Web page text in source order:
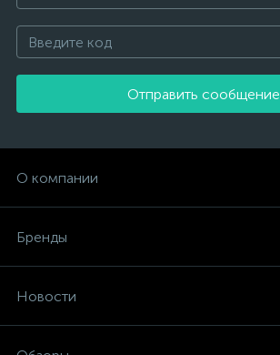
Отправить сообщение
О компании
Бренды
Новости